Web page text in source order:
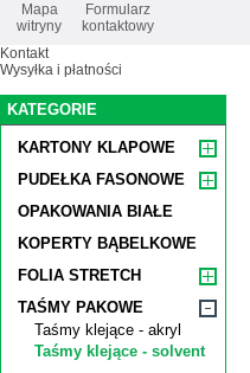
Mapa
witryny
Formularz
kontaktowy
Kontakt
Wysyłka i płatności
KATEGORIE
KARTONY KLAPOWE
PUDEŁKA FASONOWE
OPAKOWANIA BIAŁE
KOPERTY BĄBELKOWE
FOLIA STRETCH
TAŚMY PAKOWE
Taśmy klejące - akryl
Taśmy klejące - solvent